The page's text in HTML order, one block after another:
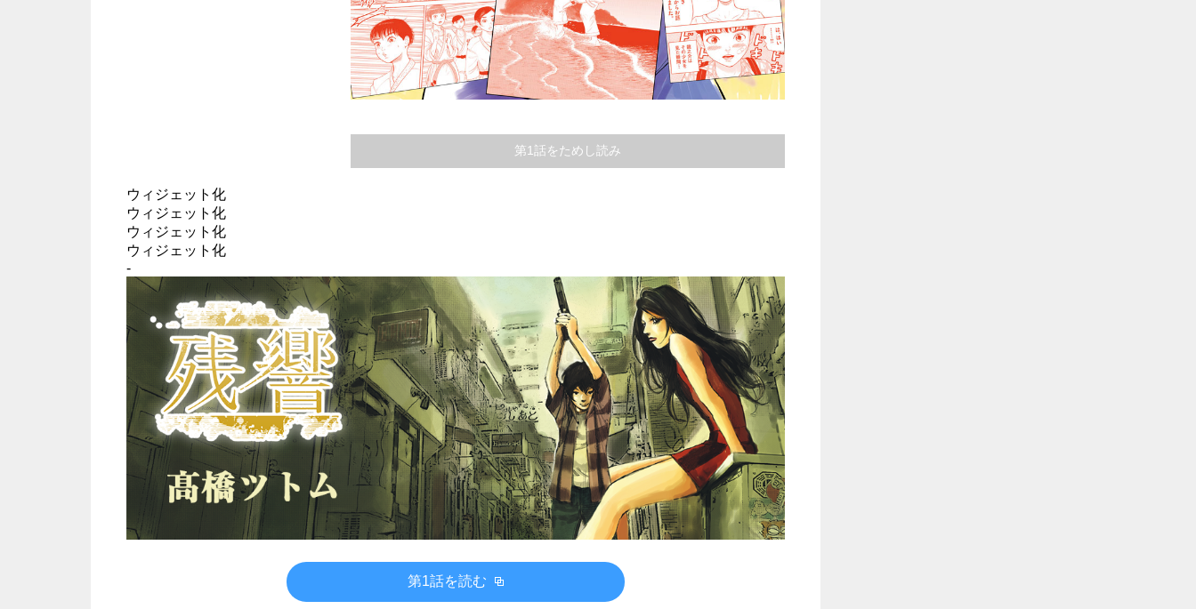
第1話をためし読み
ウィジェット化
ウィジェット化
ウィジェット化
ウィジェット化
-
第1話を読む